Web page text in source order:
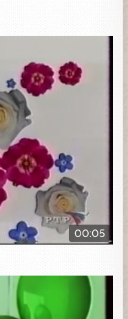
00:05